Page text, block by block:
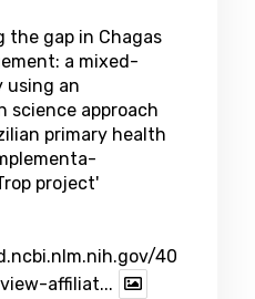
the gap in Chagas
a mixed-
using an
science approach
primary health
project'
40
affiliat...